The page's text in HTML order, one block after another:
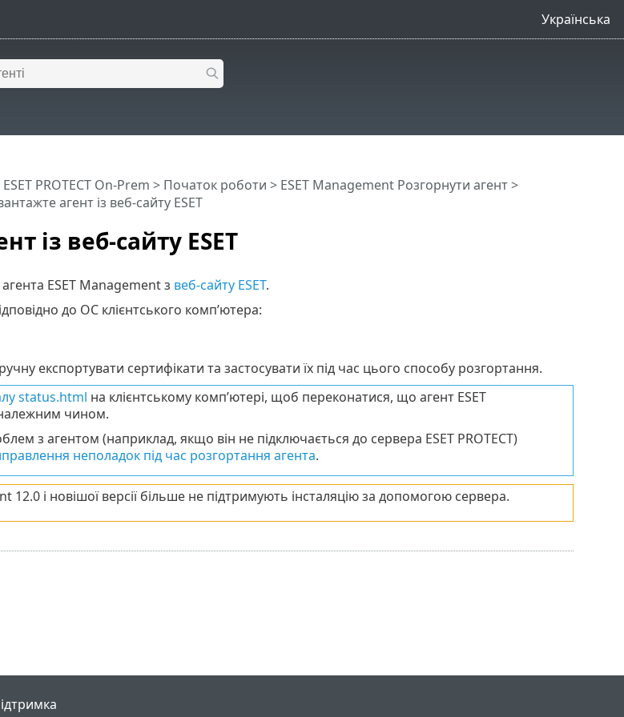
Українська
із веб-сайту ESET
ESET PROTECT On-Prem > Початок роботи > ESET Management Pозгорнути агент>
агент із веб-сайту ESET
ESET Management з веб-сайту ESET.
до ОС клієнтського комп’ютера:
експортувати сертифікати та застосувати їх під час цього способу розгортання.
status.html на клієнтському комп’ютері, щоб переконатися, що агент ESET
чином.
з агентом (наприклад, якщо він не підключається до сервера ESET PROTECT)
неполадок під час розгортання агента.
12.0 і новішої версії більше не підтримують інсталяцію за допомогою сервера.